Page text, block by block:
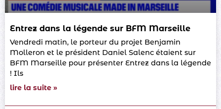
Entrez dans la légende sur BFM Marseille
Vendredi matin, le porteur du projet Benjamin
Molleron et le président Daniel Salenc étaient sur
BFM Marseille pour présenter Entrez dans la légende
! Ils
lire la suite »